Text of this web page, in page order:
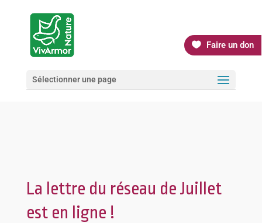
Faire un don
Sélectionner une page
La lettre du réseau de Juillet
est en ligne !